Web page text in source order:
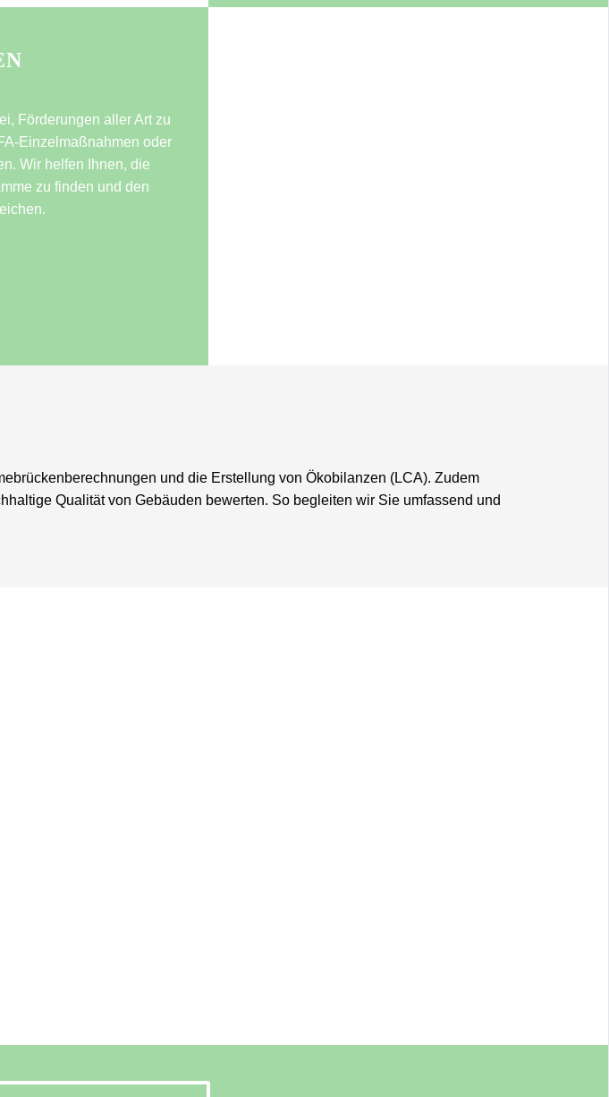
Förderungen aller Art zu
Einzelmaßnahmen oder
Wir helfen Ihnen, die
zu finden und den
und die Erstellung von Ökobilanzen (LCA). Zudem
Qualität von Gebäuden bewerten. So begleiten wir Sie umfassend und